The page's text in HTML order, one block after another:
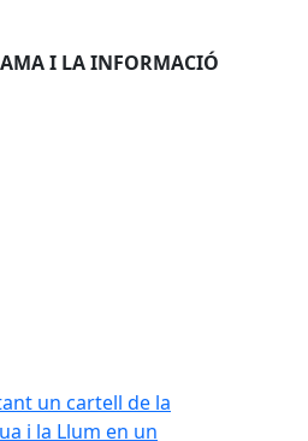
I LA INFORMACIÓ
Llum